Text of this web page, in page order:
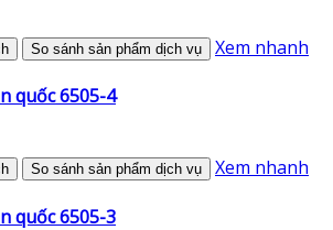
So sánh sản phẩm dịch vụ Xem nhanh
quốc 6505-4
So sánh sản phẩm dịch vụ Xem nhanh
quốc 6505-3